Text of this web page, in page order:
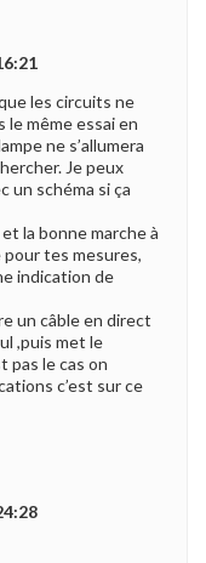
les circuits ne
le même essai en
ne s’allumera
Je peux
un schéma si ça
la bonne marche à
tes mesures,
indication de
un câble en direct
,puis met le
pas le cas on
c’est sur ce